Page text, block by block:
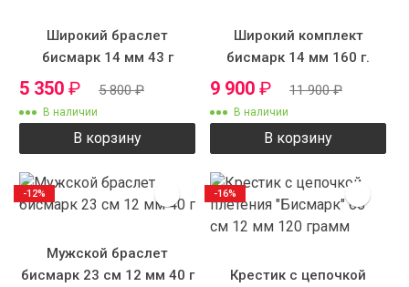
Широкий браслет
бисмарк 14 мм 43 г
5 350 ₽ 5 800₽
В наличии
В корзину
Широкий комплект
бисмарк 14 мм 160 г.
9 900 ₽ 11 900₽
В наличии
В корзину
Мужской браслет
бисмарк 23 см 12 мм 40 г
-12%
Крестик с цепочкой
-16%